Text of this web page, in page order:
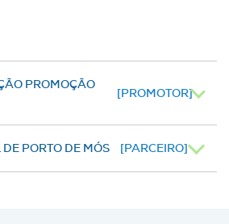
PROMOÇÃO
[PROMOTOR]
PORTO DE MÓS [PARCEIRO]